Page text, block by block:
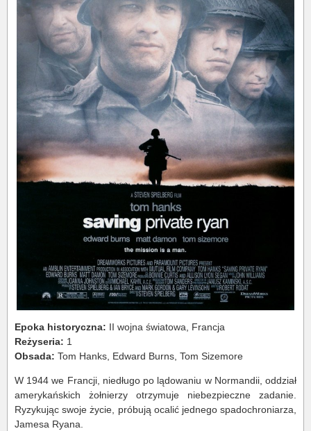
Epoka historyczna: II wojna światowa, Francja
Reżyseria: 1
Obsada: Tom Hanks, Edward Burns, Tom Sizemore
W 1944 we Francji, niedługo po lądowaniu w Normandii, oddział
amerykańskich żołnierzy otrzymuje niebezpieczne zadanie.
Ryzykując swoje życie, próbują ocalić jednego spadochroniarza,
Jamesa Ryana.